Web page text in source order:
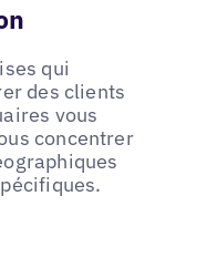
qui
des clients
vous
concentrer